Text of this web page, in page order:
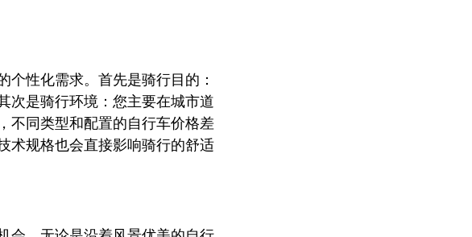
性化需求。首先是骑行目的：
次是骑行环境：您主要在城市道
不同类型和配置的自行车价格差
术规格也会直接影响骑行的舒适